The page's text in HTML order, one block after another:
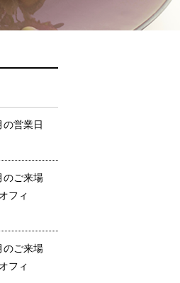
の営業日
のご来場
フィ
のご来場
フィ